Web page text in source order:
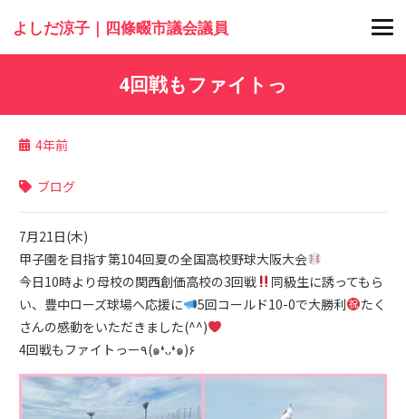
よしだ涼子｜四條畷市議会議員
4回戦もファイトっ
4年前
ブログ
7月21日(木)
甲子園を目指す第104回夏の全国高校野球大阪大会
今日10時より母校の関西創価高校の3回戦
同級生に誘ってもら
い、豊中ローズ球場へ応援に
5回コールド10-0で大勝利
たく
さんの感動をいただきました(^^)
4回戦もファイトっー٩(๑❛ᴗ❛๑)۶